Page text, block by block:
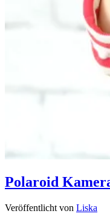
Polaroid
Veröffentlicht von Liska